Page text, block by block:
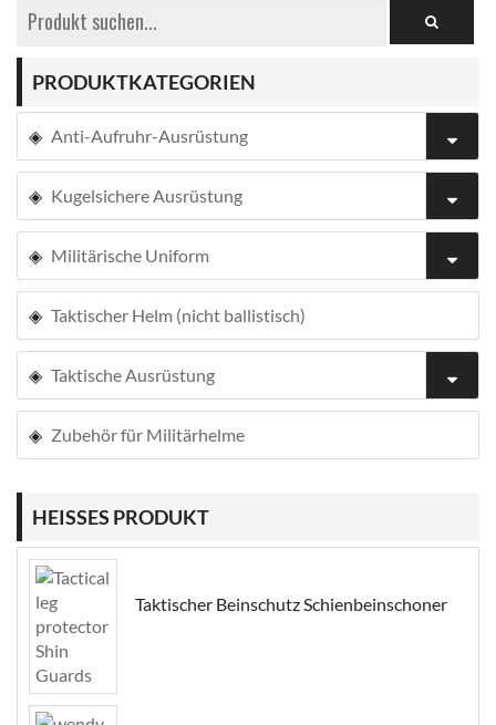
PRODUKTKATEGORIEN
Anti-Aufruhr-Ausrüstung
Kugelsichere Ausrüstung
Militärische Uniform
Taktischer Helm (nicht ballistisch)
Taktische Ausrüstung
Zubehör für Militärhelme
HEISSES PRODUKT
Taktischer Beinschutz Schienbeinschoner